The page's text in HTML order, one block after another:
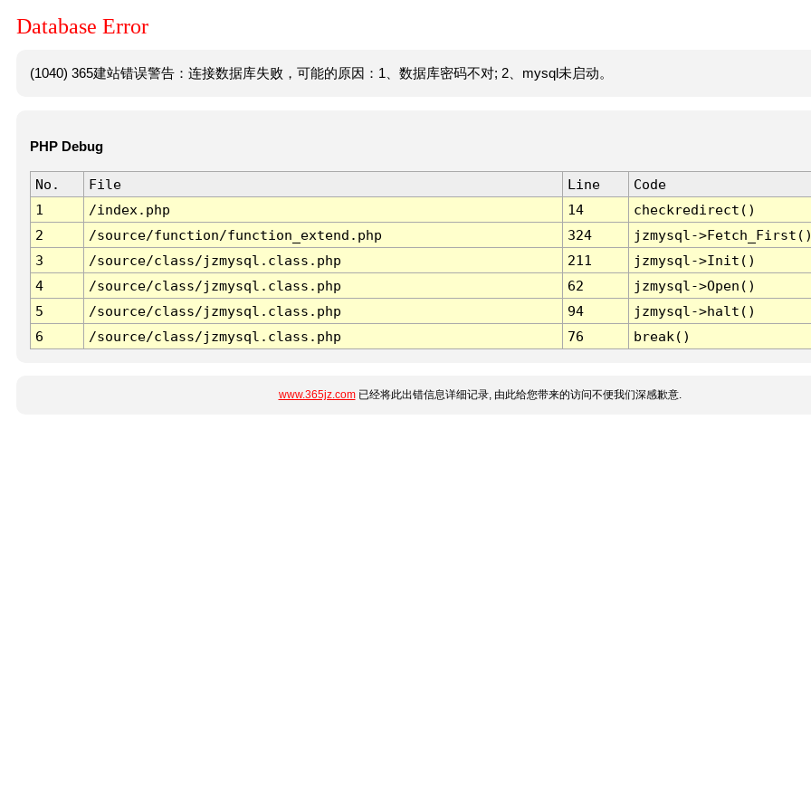
Database Error
(1040) 365建站错误警告：连接数据库失败，可能的原因：1、数据库密码不对; 2、mysql未启动。
PHP Debug
No. File Line
Code
1
/index.php 14
checkredirect()
2
/source/function/function_extend.php 324
jzmysql-
3
/source/class/jzmysql.class.php 211
jzmysql->Init()
4
/source/class/jzmysql.class.php 62
jzmysql->Open()
5
/source/class/jzmysql.class.php 94
jzmysql->halt()
6
/source/class/jzmysql.class.php 76 break()
www.365jz.com已经将此出错信息详细记录, 由此给您带来的访问不便我们深感歉意.